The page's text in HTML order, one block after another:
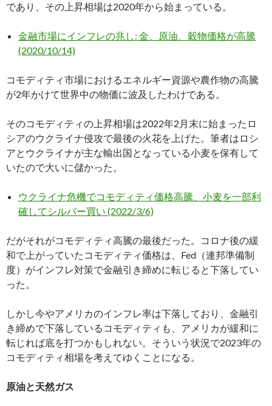
であり、その上昇相場は2020年から始まっている。
金融市場にインフレの兆し: 金、原油、穀物価格が高騰
(2020/10/14)
コモディティ市場におけるエネルギー資源や農作物の高騰
が2年かけて世界中の物価に波及したわけである。
そのコモディティの上昇相場は2022年2月末に始まったロ
シアのウクライナ侵攻で最後の火花を上げた。筆者はロシ
アとウクライナが主な輸出国となっている小麦を保有して
いたので大いに儲かった。
ウクライナ危機でコモディティ価格高騰、小麦を一部利
確してシルバー買い (2022/3/6)
だがそれがコモディティ高騰の最後だった。コロナ後の緩
和で上がっていたコモディティ価格は、Fed（連邦準備制
度）がインフレ対策で金融引き締めに転じると下落してい
った。
しかし今やアメリカのインフレ率は下落しており、金融引
き締めで下落しているコモディティも、アメリカが緩和に
転じれば底を打つかもしれない。そういう状況で2023年の
コモディティ相場を考えてゆくことになる。
原油と天然ガス